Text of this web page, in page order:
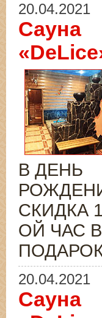
20.04.2021
Сауна
В ДЕНЬ
СКИДКА
ОЙ ЧАС В
20.04.2021
Сауна